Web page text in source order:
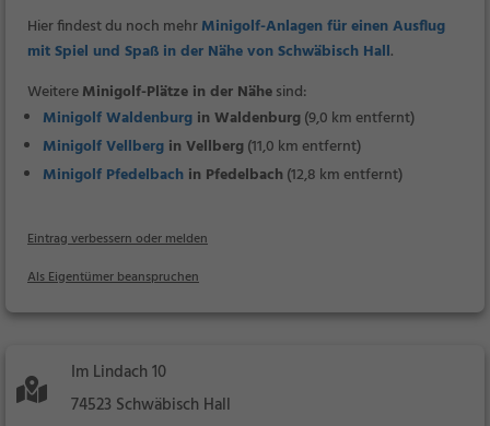
Hier findest du noch mehrMinigolf-Anlagen für einen Ausflug
mit Spiel und Spaß in der Nähe von Schwäbisch Hall.
WeitereMinigolf-Plätze in der Nähesind:
Minigolf Waldenburg in Waldenburg(9,0 km entfernt)
Minigolf Vellberg in Vellberg(11,0 km entfernt)
Minigolf Pfedelbach in Pfedelbach (12,8 km entfernt)
Eintrag verbessern oder melden
Als Eigentümer beanspruchen
Im Lindach 10
74523 Schwäbisch Hall